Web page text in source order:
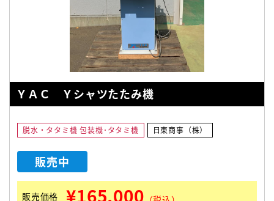
ＹＡＣ Ｙシャツたたみ機
脱水・タタミ機 包装機･タタミ機 日東商事（株）
販売中
販売価格 ¥165,000